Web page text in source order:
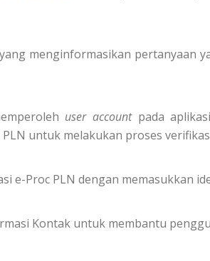
menginformasikan pertanyaan
user accountpada
untuk melakukan proses
e-Proc PLN dengan memasukkan
Kontak untuk membantu